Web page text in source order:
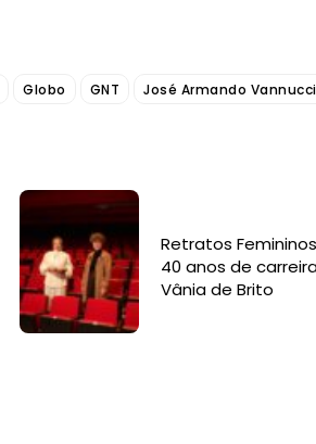
Globo GNT José Armando Vannucci
Retratos
40 anos de
Vânia de Brito